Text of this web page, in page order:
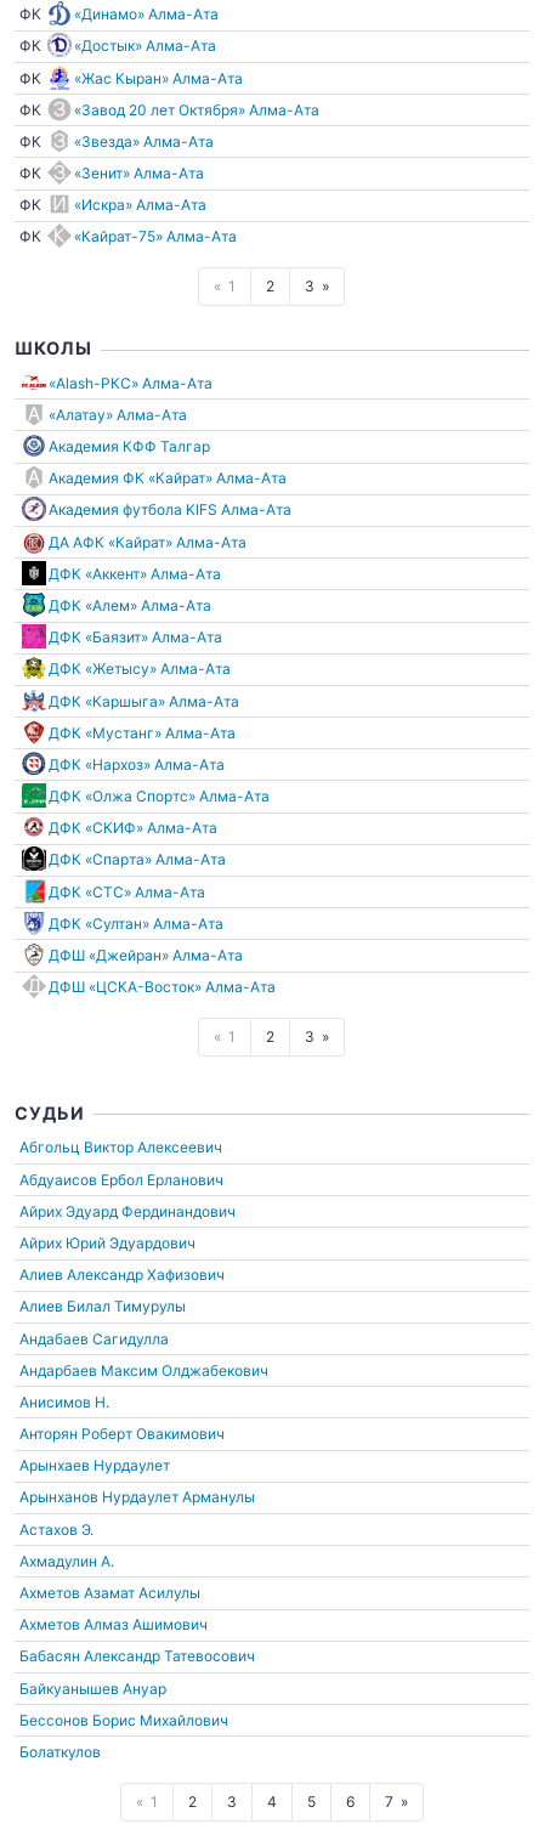
ФК
«Динамо» Алма-Ата
ФК
«Достык» Алма-Ата
ФК
«Жас Кыран» Алма-Ата
ФК
«Завод 20 лет Октября» Алма-Ата
ФК
«Звезда» Алма-Ата
ФК
«Зенит» Алма-Ата
ФК
«Искра» Алма-Ата
ФК
«Кайрат-75» Алма-Ата
1 2 3
ШКОЛЫ
«Alash-РКС» Алма-Ата
«Алатау» Алма-Ата
Академия КФФ Талгар
Академия ФК «Кайрат» Алма-Ата
Академия футбола KIFS Алма-Ата
ДА АФК «Кайрат» Алма-Ата
ДФК «Аккент» Алма-Ата
ДФК «Алем» Алма-Ата
ДФК «Баязит» Алма-Ата
ДФК «Жетысу» Алма-Ата
ДФК «Каршыга» Алма-Ата
ДФК «Мустанг» Алма-Ата
ДФК «Нархоз» Алма-Ата
ДФК «Олжа Спортс» Алма-Ата
ДФК «СКИФ» Алма-Ата
ДФК «Спарта» Алма-Ата
ДФК «СТС» Алма-Ата
ДФК «Султан» Алма-Ата
ДФШ «Джейран» Алма-Ата
ДФШ «ЦСКА-Восток» Алма-Ата
1 2 3
СУДЬИ
Абгольц Виктор Алексеевич
Абдуаисов Ербол Ерланович
Айрих Эдуард Фердинандович
Айрих Юрий Эдуардович
Алиев Александр Хафизович
Алиев Билал Тимурулы
Андабаев Сагидулла
Андарбаев Максим Олджабекович
Анисимов Н.
Анторян Роберт Овакимович
Арынхаев Нурдаулет
Арынханов Нурдаулет Арманулы
Астахов Э.
Ахмадулин А.
Ахметов Азамат Асилулы
Ахметов Алмаз Ашимович
Бабасян Александр Татевосович
Байкуанышев Ануар
Бессонов Борис Михайлович
Болаткулов
1 2 3 4 5 6 7